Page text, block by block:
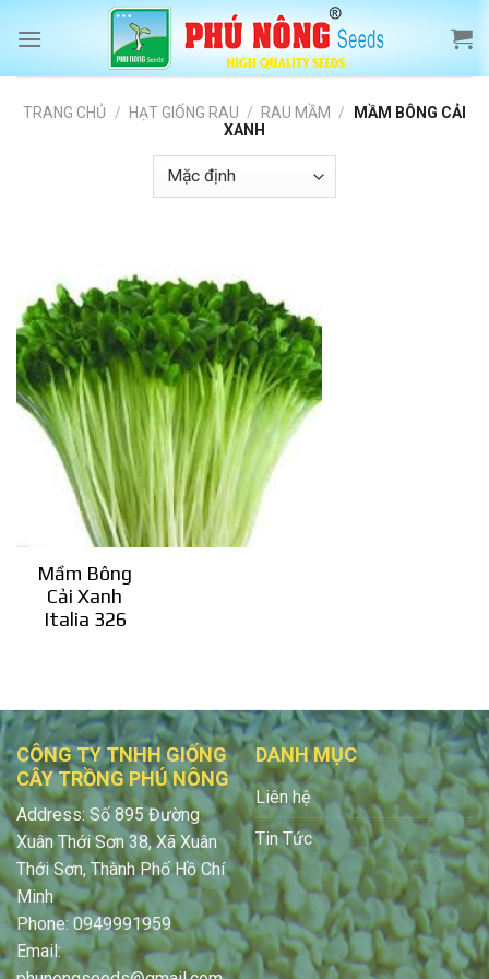
TRANG CHỦ / HẠT GIỐNG RAU / RAU MẦM /
MẦM BÔNG CẢI
XANH
Mầm Bông
Cải Xanh
Italia 326
CÔNG TY TNHH GIỐNG
CÂY TRỒNG PHÚ NÔNG
Address: Số 895 Đường
Xuân Thới Sơn 38, Xã Xuân
Thới Sơn, Thành Phố Hồ Chí
Minh
Phone: 0949991959
Email:
DANH MỤC
Liên hệ
Tin Tức